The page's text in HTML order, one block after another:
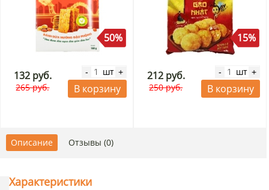
50%
132 руб.
265 руб.
- шт +
В корзину
15%
212 руб.
250 руб.
- шт +
В корзину
Описание Отзывы (0)
Характеристики